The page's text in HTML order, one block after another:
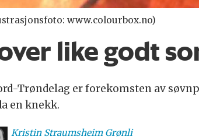
www.colourbox.no)
like godt
Trøndelag er forekomsten av
en knekk.
Kristin Straumsheim Grønli